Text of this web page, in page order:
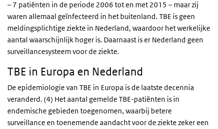
– 7 patiënten in de periode 2006 tot en met 2015 – maar zij
waren allemaal geïnfecteerd in het buitenland. TBE is geen
meldingsplichtige ziekte in Nederland, waardoor het werkelijke
aantal waarschijnlijk hoger is. Daarnaast is er Nederland geen
surveillancesysteem voor de ziekte.
TBE in Europa en Nederland
De epidemiologie van TBE in Europa is de laatste decennia
veranderd. (4) Het aantal gemelde TBE-patiënten is in
endemische gebieden toegenomen, waarbij betere
surveillance en toenemende aandacht voor de ziekte zeker een